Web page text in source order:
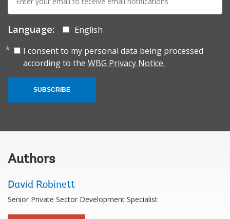
mail:
Language:
English
I consent to my personal data being processed
according to the WBG Privacy Notice.
SUBSCRIBE
Authors
David Robinett
Senior Private Sector Development Specialist